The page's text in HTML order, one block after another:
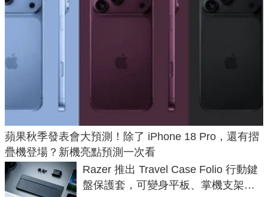
蘋果秋季發表會大預測！除了 iPhone 18 Pro，還有摺
疊機登場？新機亮點預測一次看
Razer 推出 Travel Case Folio 行動鍵
盤保護套，可變身平板、掌機支架，